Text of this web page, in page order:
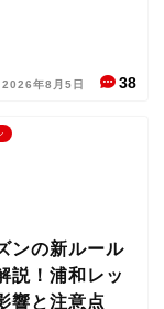
2026年8月5日 38
ンの新ルール
説！浦和レッ
響と注意点